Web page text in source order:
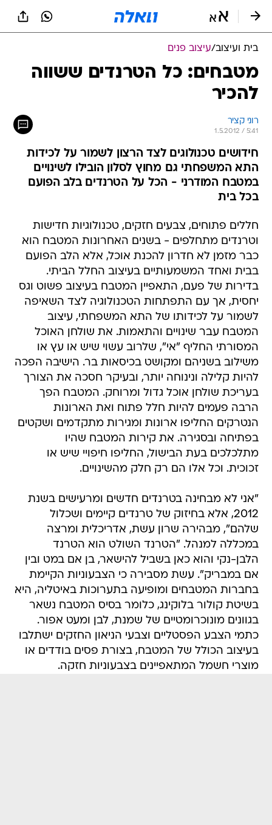
בית ועיצוב/עיצוב פנים
מטבחים: כל הטרנדים ששווה
להכיר
רוני קציר
1.5.2012 / 5:41
חידושים טכנולוגים לצד הרצון לשמור על לכידות
התא המשפחתי גם מחוץ לסלון הובילו לשינויים
במטבח המודרני - הכל על הטרנדים בלב הפועם
בכל בית
חללים פתוחים, צבעים חזקים, טכנולוגיות חדישות
וטרנדים מתחלפים - בשנים האחרונות המטבח הוא
כבר מזמן לא חדרון להכנת אוכל, אלא הלב הפועם
בבית ואחד המשמעותיים בעיצוב החלל הביתי.
בדירות של פעם, התאפיין המטבח בעיצוב פשוט וגס
יחסית, אך עם התפתחות הטכנולוגיה לצד השאיפה
לשמור על לכידותו של התא המשפחתי, עיצוב
המטבח עבר שינויים והתאמות. את שולחן האוכל
המסורתי החליף "אי", שלרוב עשוי שיש או עץ או
משילוב בשניהם ומקושט בכיסאות בר. הישיבה הפכה
להיות קלילה ונינוחה יותר, ובעיקר חסכה את הצורך
בעריכת שולחן אוכל גדול ומרוחק. המטבח הפך
הרבה פעמים להיות חלל פתוח ואת הארונות
הנטרקים החליפו ארונות ומגירות מתקדמים ושקטים
בפתיחה ובסגירה. את קירות המטבח שהיו
מתלכלכים בעת הבישול, החליפו חיפויי שיש או
זכוכית. וכל אלו הם רק חלק מהשינויים.
"אני לא מבחינה בטרנדים חדשים ומרעישים בשנת
2012, אלא בחיזוק של טרנדים קיימים ושכלול
שלהם", מבהירה שרון עשת, אדריכלית ומרצה
במכללה למנהל. "הטרנד השולט הוא הטרנד
הלבן-נקי והוא כאן בשביל להישאר, בן אם במט ובין
אם במבריק". עשת מסבירה כי הצבעוניות הקיימת
בחברות המטבחים ומופיעה בתערוכות באיטליה, היא
בשיטת קולור בלוקינג, כלומר בסיס המטבח נשאר
בגוונים מונוכרומטיים של שמנת, לבן ומעט אפור.
כתמי הצבע הפסטליים וצבעי הניאון החזקים ישתלבו
בעיצוב הכולל של המטבח, בצורת פסים בודדים או
מוצרי חשמל המתאפיינים בצבעוניות חזקה.